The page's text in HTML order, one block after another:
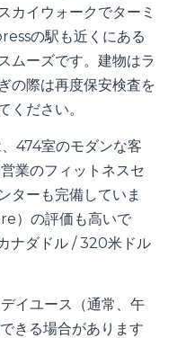
カイウォークでターミ
の駅も近くにある
ムーズです。建物はラ
の際は再度保安検査を
ください。
474室のモダンな客
業のフィットネスセ
ターも完備していま
）の評価も高いで
ナダドル / 320米ドル
イユース（通常、午
きる場合があります